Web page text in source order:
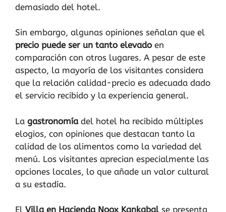
demasiado del hotel.
Sin embargo, algunas opiniones señalan que el
precio puede ser un tanto elevadoen
comparación con otros lugares. A pesar de este
aspecto, la mayoría de los visitantes considera
que la relación calidad-precio es adecuada dado
el servicio recibido y la experiencia general.
La gastronomíadel hotel ha recibido múltiples
elogios, con opiniones que destacan tanto la
calidad de los alimentos como la variedad del
menú. Los visitantes aprecian especialmente las
opciones locales, lo que añade un valor cultural
a su estadía.
El Villa en Hacienda Noox Kankabalse presenta